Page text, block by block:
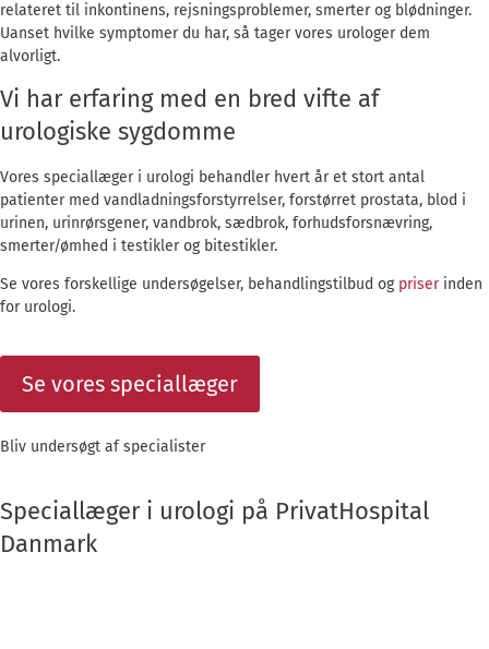
relateret til inkontinens, rejsningsproblemer, smerter og blødninger.
Uanset hvilke symptomer du har, så tager vores urologer dem
alvorligt.
Vi har erfaring med en bred vifte af
urologiske sygdomme
Vores speciallæger i urologi behandler hvert år et stort antal
patienter med vandladningsforstyrrelser, forstørret prostata, blod i
urinen, urinrørsgener, vandbrok, sædbrok, forhudsforsnævring,
smerter/ømhed i testikler og bitestikler.
Se vores forskellige undersøgelser, behandlingstilbud og priserinden
for urologi.
Se vores speciallæger
Bliv undersøgt af specialister
Speciallæger i urologi på PrivatHospital
Danmark